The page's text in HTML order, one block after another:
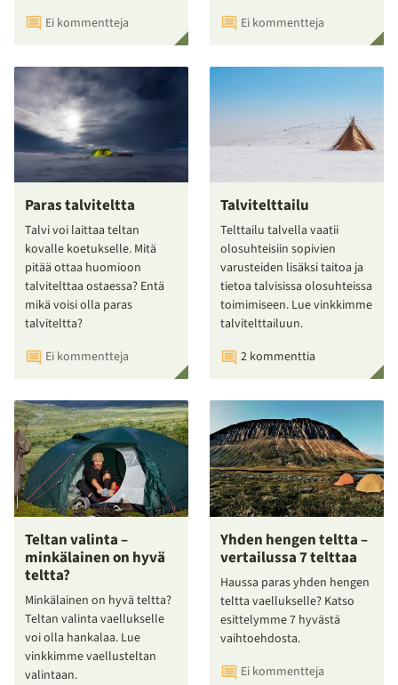
Ei kommentteja
Ei kommentteja
Paras talviteltta
Talvi voi laittaa teltan
kovalle koetukselle. Mitä
pitää ottaa huomioon
talvitelttaa ostaessa? Entä
mikä voisi olla paras
talviteltta?
Ei kommentteja
Talvitelttailu
Telttailu talvella vaatii
olosuhteisiin sopivien
varusteiden lisäksi taitoa ja
tietoa talvisissa olosuhteissa
toimimiseen. Lue vinkkimme
talvitelttailuun.
2 kommenttia
Teltan valinta –
minkälainen on hyvä
teltta?
Minkälainen on hyvä teltta?
Teltan valinta vaellukselle
voi olla hankalaa. Lue
vinkkimme vaellusteltan
valintaan.
Yhden hengen teltta –
vertailussa 7 telttaa
Haussa paras yhden hengen
teltta vaellukselle? Katso
esittelymme 7 hyvästä
vaihtoehdosta.
Ei kommentteja